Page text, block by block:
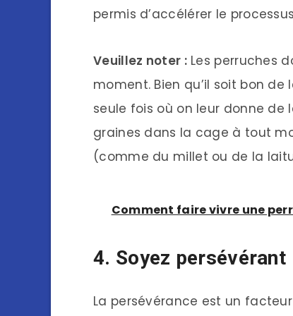
permis d’accélérer le
Veuillez noter :Les perruches
moment. Bien qu’il soit bon
seule fois où on leur donne de
graines dans la cage à tout
(comme du millet ou de la
Comment faire vivre une
4. Soyez persévérant
La persévérance est un